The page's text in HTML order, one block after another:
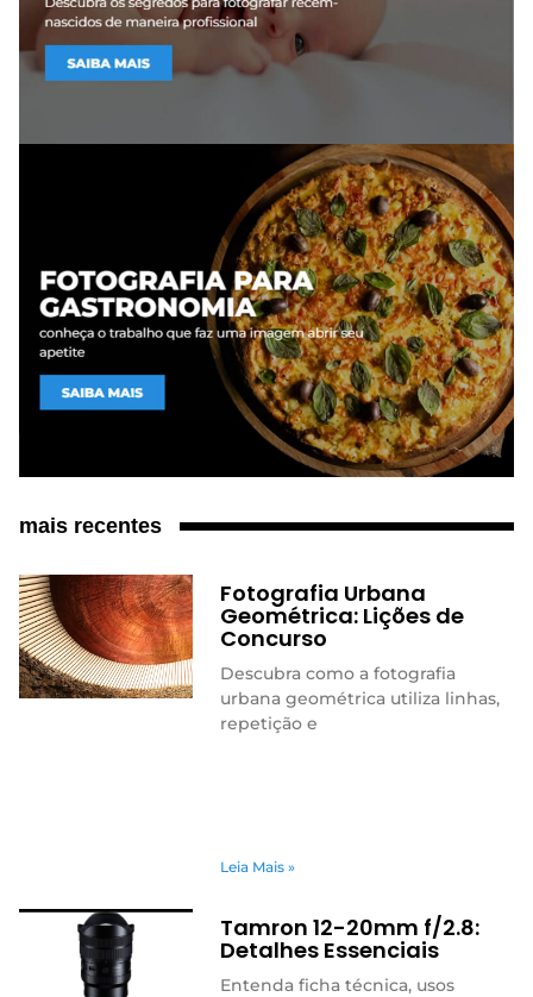
mais recentes
Fotografia Urbana
Geométrica: Lições de
Concurso
Descubra como a fotografia
urbana geométrica utiliza linhas,
repetição e
Leia Mais »
Tamron 12-20mm f/2.8:
Detalhes Essenciais
Entenda ficha técnica, usos